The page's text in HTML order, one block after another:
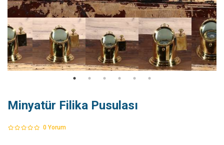
Minyatür Filika Pusulası
0 Yorum